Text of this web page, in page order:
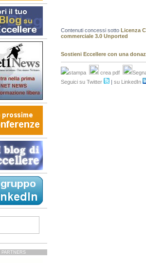
PARTNERS
Contenuti concessi sotto Licenza
commerciale 3.0 Unported
Sostieni Eccellere con una
stampa crea pdf
Seguici su Twitter
su LinkedIn